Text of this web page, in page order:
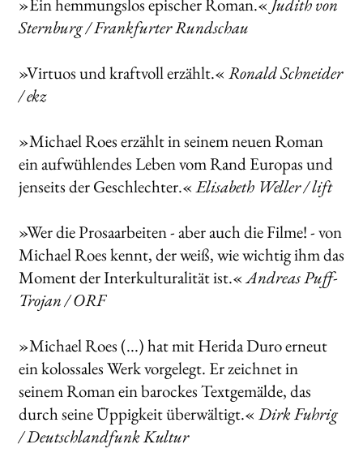
»Ein hemmungslos epischer Roman.« Judith von
Sternburg / Frankfurter Rundschau
»Virtuos und kraftvoll erzählt.« Ronald Schneider
/ ekz
»Michael Roes erzählt in seinem neuen Roman
ein aufwühlendes Leben vom Rand Europas und
jenseits der Geschlechter.«Elisabeth Weller / lift
»Wer die Prosaarbeiten - aber auch die Filme! - von
Michael Roes kennt, der weiß, wie wichtig ihm das
Moment der Interkulturalität ist.«Andreas Puff-
Trojan / ORF
»Michael Roes (...) hat mit Herida Duro erneut
ein kolossales Werk vorgelegt. Er zeichnet in
seinem Roman ein barockes Textgemälde, das
durch seine Üppigkeit überwältigt.« Dirk Fuhrig
/ Deutschlandfunk Kultur